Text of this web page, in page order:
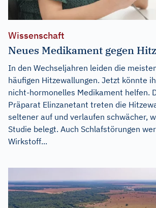
Wissenschaft
Neues Medikament gegen
In den Wechseljahren leiden die
häufigen Hitzewallungen. Jetzt könnte
nicht-hormonelles Medikament helfen.
Präparat Elinzanetant treten die
seltener auf und verlaufen schwächer,
Studie belegt. Auch Schlafstörungen
Wirkstoff...